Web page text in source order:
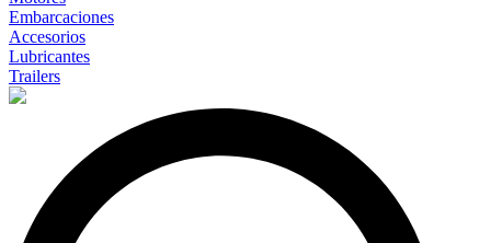
Embarcaciones
Accesorios
Lubricantes
Trailers